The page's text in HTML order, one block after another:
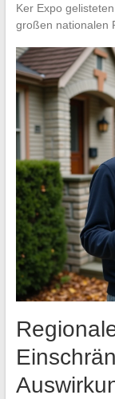
Ker Expo
großen nationalen